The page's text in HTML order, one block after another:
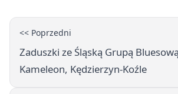
<< Poprzedni
Zaduszki ze Śląską Grupą
Kameleon, Kędzierzyn-Koźle